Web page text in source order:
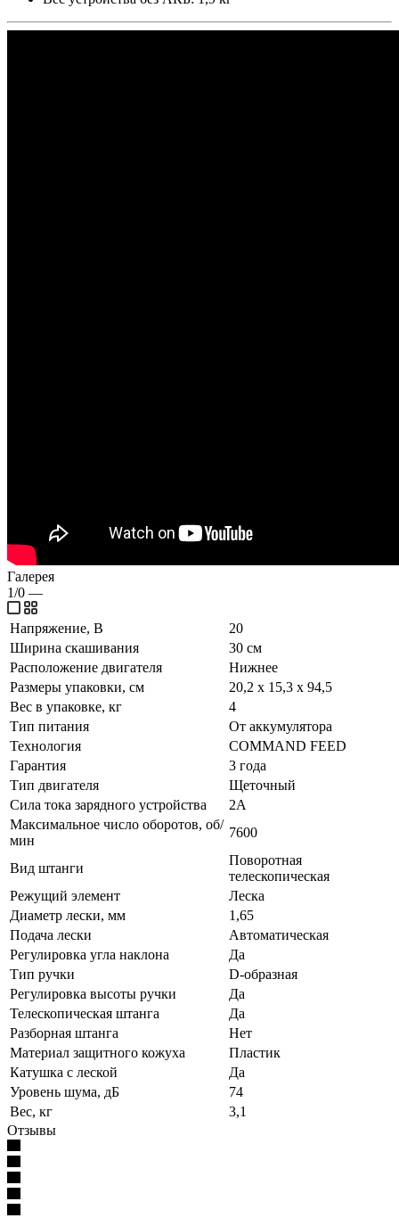
Галерея
1/0 —
Напряжение, В
20
Ширина скашивания
30 см
Расположение двигателя
Нижнее
Размеры упаковки, см
20,2 х 15,3 х 94,5
Вес в упаковке, кг
4
Тип питания
От аккумулятора
Технология
COMMAND FEED
Гарантия
3 года
Тип двигателя
Щеточный
Сила тока зарядного устройства
2А
Максимальное число оборотов, об/
мин
7600
Вид штанги
Поворотная
телескопическая
Режущий элемент
Леска
Диаметр лески, мм
1,65
Подача лески
Автоматическая
Регулировка угла наклона
Да
Тип ручки
D-образная
Регулировка высоты ручки
Да
Телескопическая штанга
Да
Разборная штанга
Нет
Материал защитного кожуха
Пластик
Катушка с леской
Да
Уровень шума, дБ
74
Вес, кг
3,1
Отзывы